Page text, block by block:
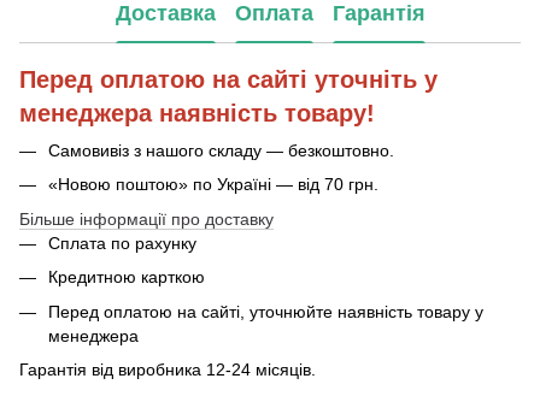
Доставка Оплата Гарантія
Перед оплатою на сайті уточніть у
менеджера наявність товару!
Самовивіз з нашого складу — безкоштовно.
«Новою поштою» по Україні — від 70 грн.
Більше інформації про доставку
Сплата по рахунку
Кредитною карткою
Перед оплатою на сайті, уточнюйте наявність товару у
менеджера
Гарантія від виробника 12-24 місяців.